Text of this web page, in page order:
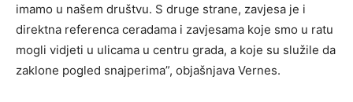
imamo u našem društvu. S druge strane, zavjesa je i
direktna referenca ceradama i zavjesama koje smo u ratu
mogli vidjeti u ulicama u centru grada, a koje su služile da
zaklone pogled snajperima”, objašnjava Vernes.